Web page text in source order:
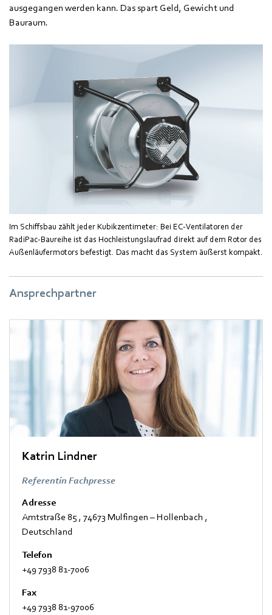
ausgegangen werden kann. Das spart Geld, Gewicht und
Bauraum.
Im Schiffsbau zählt jeder Kubikzentimeter: Bei EC-Ventilatoren der
RadiPac-Baureihe ist das Hochleistungslaufrad direkt auf dem Rotor des
Außenläufermotors befestigt. Das macht das System äußerst kompakt.
Ansprechpartner
Katrin Lindner
Referentin Fachpresse
Adresse
Amtstraße 85, 74673 Mulfingen – Hollenbach ,
Deutschland
Telefon
+49 7938 81-7006
Fax
+49 7938 81-97006